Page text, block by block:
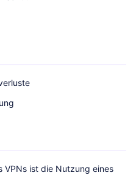
VPNs ist die Nutzung eines